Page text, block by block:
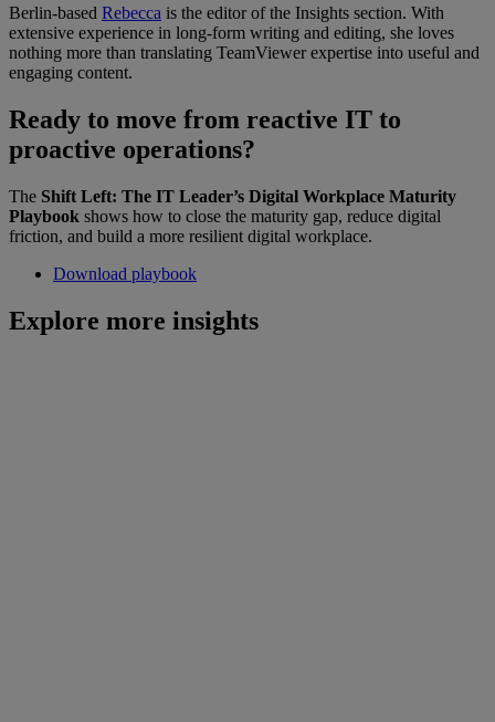
Berlin-based Rebecca is the editor of the Insights section. With
extensive experience in long-form writing and editing, she loves
nothing more than translating TeamViewer expertise into useful and
engaging content.
Ready to move from reactive IT to
proactive operations?
The Shift Left: The IT Leader’s Digital Workplace Maturity
Playbook shows how to close the maturity gap, reduce digital
friction, and build a more resilient digital workplace.
Download playbook
Explore more insights